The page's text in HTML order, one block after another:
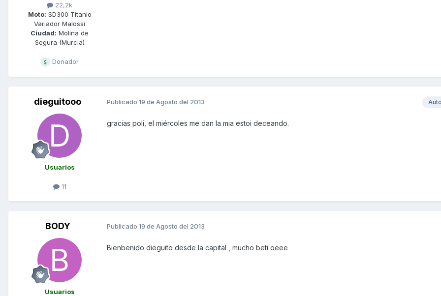
22,2k
Moto: SD300 Titanio
Variador Malossi
Ciudad: Molina de
Segura (Murcia)
Donador
dieguitooo
Usuarios
11
Publicado 19 de Agosto del 2013
gracias poli, el miércoles me dan la mia estoi deceando.
BODY
Usuarios
Publicado 19 de Agosto del 2013
Bienbenido dieguito desde la capital , mucho beti oeee